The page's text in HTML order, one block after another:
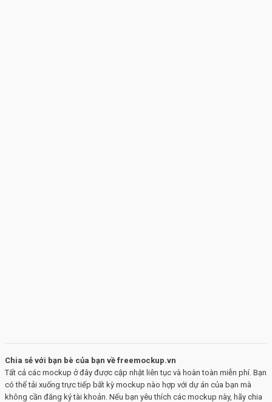
Chia sẻ với bạn bè của bạn về freemockup.vn
Tất cả các mockup ở đây được cập nhật liên tục và hoàn toàn miễn phí. Bạn
có thể tải xuống trực tiếp bất kỳ mockup nào hợp với dự án của bạn mà
không cần đăng ký tài khoản. Nếu bạn yêu thích các mockup này, hãy chia